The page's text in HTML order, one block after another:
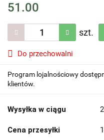
51.00
szt.
Do przechowalni
Program lojalnościowy
klientów.
Wysyłka w ciągu
Cena przesyłki